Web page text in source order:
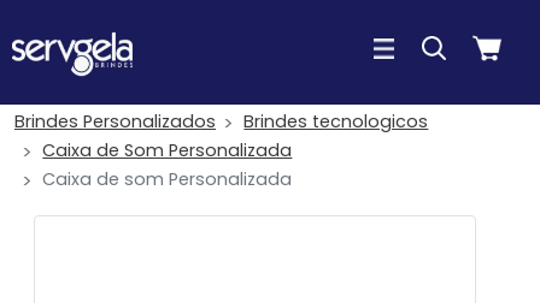
Brindes Personalizados
Brindes tecnologicos
Caixa de Som Personalizada
Caixa de som Personalizada